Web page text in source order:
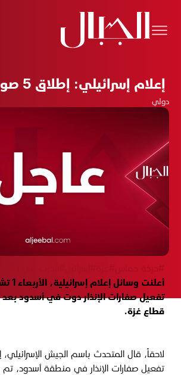
إعلام إسرائيلي: إطلاق 5 صواريخ من غزة
دولي
#حركة حماس
تفعيل صفارات الإنذار دوت في أسدود
قطاع غزة.
لاحقاً، قال المتحدث باسم الجيش
تفعيل صفارات الإنذار في منطقة أسدود،